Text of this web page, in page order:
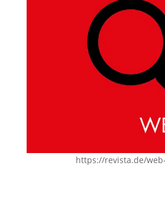
https://revista.de/